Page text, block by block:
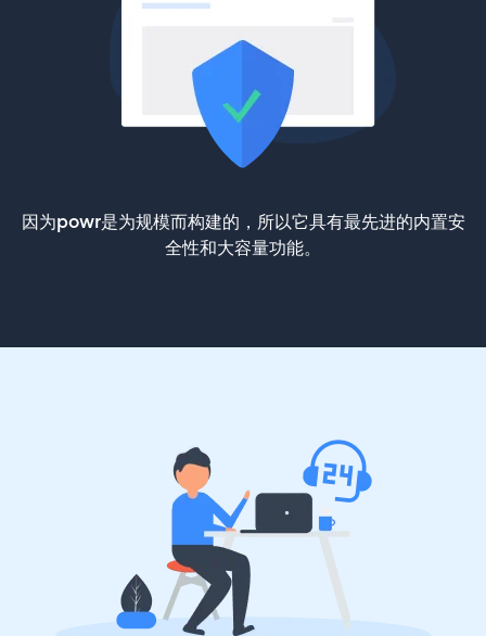
因为powr是为规模而构建的，所以它具有最先进的内置安
全性和大容量功能。